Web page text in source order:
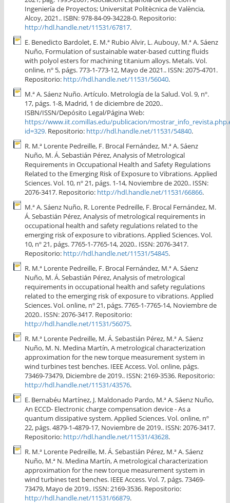
Ingeniería de Proyectos; Universitat Politècnica de València,
Alcoy, 2021.. ISBN: 978-84-09-34228-0. Repositorio:
http://hdl.handle.net/11531/67817.
E. Benedicto Bardolet, E. M.ª Rubio Alvir, L. Aubouy, M.ª A. Sáenz
Nuño, Formulation of sustainable water-based cutting fluids
with polyol esters for machining titanium alloys. Metals. Vol.
online, nº 5, págs. 773-1-773-12, Mayo de 2021.. ISSN: 2075-4701.
Repositorio: http://hdl.handle.net/11531/56040.
M.ª A. Sáenz Nuño. Artículo. Metrología de la Salud. Vol. 9, nº.
17, págs. 1-8, Madrid, 1 de diciembre de 2020..
ISBN/ISSN/Depósito Legal/Página Web:
https://www.iit.comillas.edu/publicacion/
id=329. Repositorio: http://hdl.handle.net/11531/54840.
R. M.ª Lorente Pedreille, F. Brocal Fernández, M.ª A. Sáenz
Nuño, M. Á. Sebastián Pérez, Analysis of Metrological
Requirements in Occupational Health and Safety Regulations
Related to the Emerging Risk of Exposure to Vibrations. Applied
Sciences. Vol. 10, nº 21, págs. 1-14, Noviembre de 2020.. ISSN:
2076-3417. Repositorio: http://hdl.handle.net/11531/66866.
M.ª A. Sáenz Nuño, R. Lorente Pedreille, F. Brocal Fernández, M.
Á. Sebastián Pérez, Analysis of metrological requirements in
occupational health and safety regulations related to the
emerging risk of exposure to vibrations. Applied Sciences. Vol.
10, nº 21, págs. 7765-1-7765-14, 2020.. ISSN: 2076-3417.
Repositorio: http://hdl.handle.net/11531/54845.
R. M.ª Lorente Pedreille, F. Brocal Fernández, M.ª A. Sáenz
Nuño, M. Á. Sebastián Pérez, Analysis of metrological
requirements in occupational health and safety regulations
related to the emerging risk of exposure to vibrations. Applied
Sciences. Vol. online, nº 21, págs. 7765-1-7765-14, Noviembre de
2020.. ISSN: 2076-3417. Repositorio:
http://hdl.handle.net/11531/56075.
R. M.ª Lorente Pedreille, M. Á. Sebastián Pérez, M.ª A. Sáenz
Nuño, M. N. Medina Martín, A metrological characterization
approximation for the new torque measurement system in
wind turbines test benches. IEEE Access. Vol. online, págs.
73469-73479, Diciembre de 2019.. ISSN: 2169-3536. Repositorio:
http://hdl.handle.net/11531/43576.
E. Bernabéu Martínez, J. Maldonado Pardo, M.ª A. Sáenz Nuño,
An ECCD- Electronic charge compensation device - As a
quantum dissipative system. Applied Sciences. Vol. online, nº
22, págs. 4879-1-4879-17, Noviembre de 2019.. ISSN: 2076-3417.
Repositorio: http://hdl.handle.net/11531/43628.
R. M.ª Lorente Pedreille, M. Á. Sebastián Pérez, M.ª A. Sáenz
Nuño, M.ª N. Medina Martín, A metrological characterization
approximation for the new torque measurement system in
wind turbines test benches. IEEE Access. Vol. 7, págs. 73469-
73479, Mayo de 2019.. ISSN: 2169-3536. Repositorio:
http://hdl.handle.net/11531/66879.